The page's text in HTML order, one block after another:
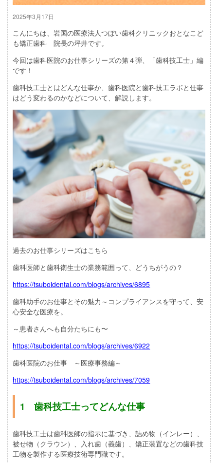
2025年3月17日
こんにちは、岩国の医療法人つぼい歯科クリニックおとなこど
も矯正歯科 院長の坪井です。
今回は歯科医院のお仕事シリーズの第４弾、「歯科技工士」編
です！
歯科技工士とはどんな仕事か、歯科医院と歯科技工ラボと仕事
はどう変わるのかなどについて、解説します。
過去のお仕事シリーズはこちら
歯科医師と歯科衛生士の業務範囲って、どうちがうの？
https://tsuboidental.com/blogs/archives/6895
歯科助手のお仕事とその魅力～コンプライアンスを守って、安
心安全な医療を。
～患者さんへも自分たちにも〜
https://tsuboidental.com/blogs/archives/6922
歯科医院のお仕事 ～医療事務編～
https://tsuboidental.com/blogs/archives/7059
1 歯科技工士ってどんな仕事
歯科技工士は歯科医師の指示に基づき、詰め物（インレー）、
被せ物（クラウン）、入れ歯（義歯）、矯正装置などの歯科技
工物を製作する医療技術専門職です。